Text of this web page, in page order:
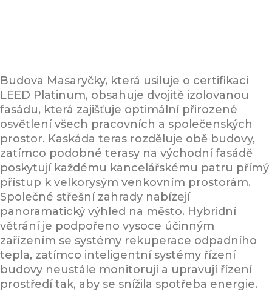
Budova Masaryčky, která usiluje o certifikaci
LEED Platinum, obsahuje dvojitě izolovanou
fasádu, která zajišťuje optimální přirozené
osvětlení všech pracovních a společenských
prostor. Kaskáda teras rozděluje obě budovy,
zatímco podobné terasy na východní fasádě
poskytují každému kancelářskému patru přímý
přístup k velkorysým venkovním prostorám.
Společné střešní zahrady nabízejí
panoramatický výhled na město. Hybridní
větrání je podpořeno vysoce účinným
zařízením se systémy rekuperace odpadního
tepla, zatímco inteligentní systémy řízení
budovy neustále monitorují a upravují řízení
prostředí tak, aby se snížila spotřeba energie.